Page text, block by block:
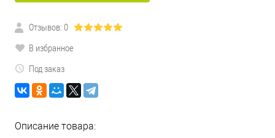
Отзывов: 0
В избранное
Под заказ
Описание товара: